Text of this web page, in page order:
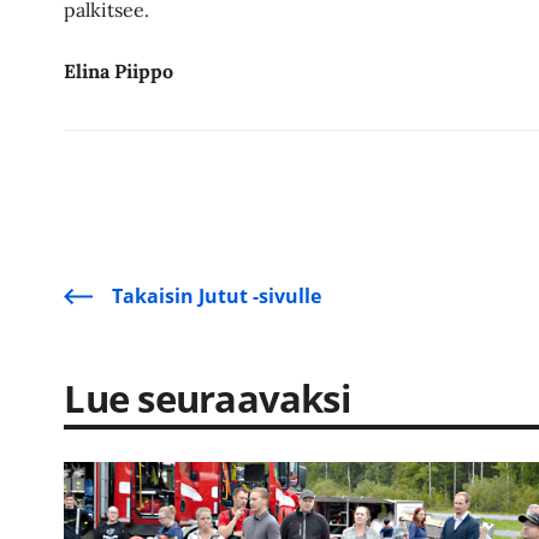
palkitsee.
Elina Piippo
Takaisin Jutut -sivulle
Lue seuraavaksi